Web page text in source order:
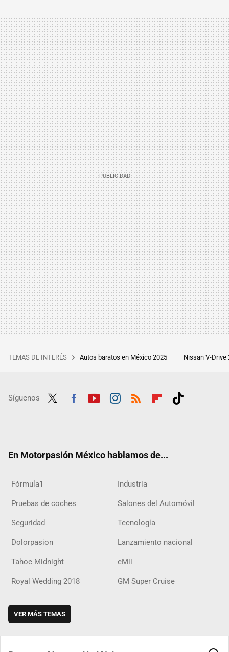
TEMAS DE INTERÉS Autos baratos en México 2025 Nissan V-Drive
Síguenos
En Motorpasión México hablamos de...
Fórmula1 Industria
Pruebas de coches Salones del Automóvil
Seguridad Tecnología
Dolorpasion Lanzamiento nacional
Tahoe Midnight eMii
Royal Wedding 2018 GM Super Cruise
VER MÁS TEMAS